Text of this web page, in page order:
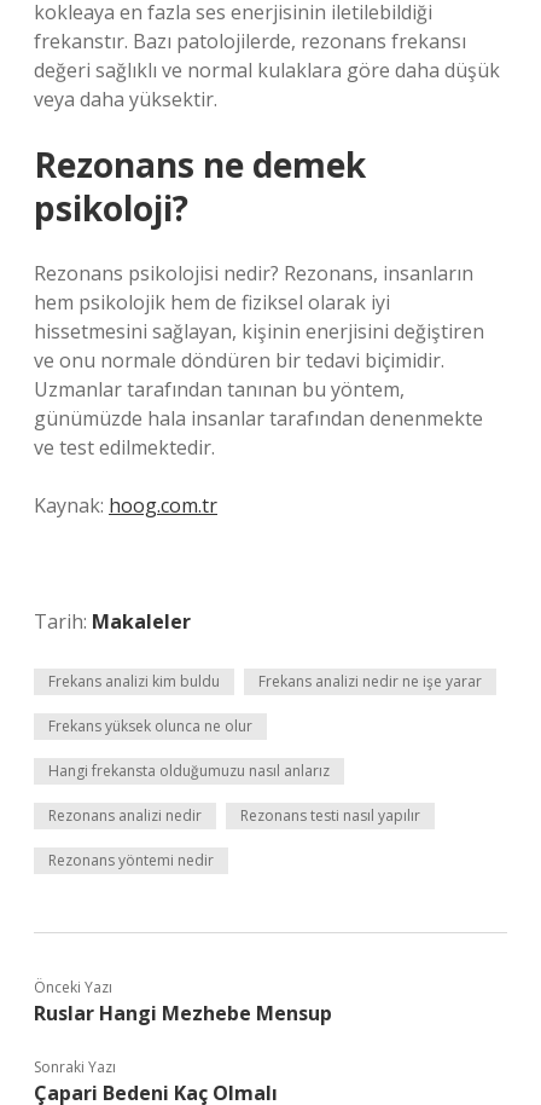
kokleaya en fazla ses enerjisinin iletilebildiği
frekanstır. Bazı patolojilerde, rezonans frekansı
değeri sağlıklı ve normal kulaklara göre daha düşük
veya daha yüksektir.
Rezonans ne demek
psikoloji?
Rezonans psikolojisi nedir? Rezonans, insanların
hem psikolojik hem de fiziksel olarak iyi
hissetmesini sağlayan, kişinin enerjisini değiştiren
ve onu normale döndüren bir tedavi biçimidir.
Uzmanlar tarafından tanınan bu yöntem,
günümüzde hala insanlar tarafından denenmekte
ve test edilmektedir.
Kaynak: hoog.com.tr
Tarih: Makaleler
Frekans analizi kim buldu Frekans analizi nedir ne işe yarar
Frekans yüksek olunca ne olur
Hangi frekansta olduğumuzu nasıl anlarız
Rezonans analizi nedir Rezonans testi nasıl yapılır
Rezonans yöntemi nedir
Önceki Yazı
Ruslar Hangi Mezhebe Mensup
Sonraki Yazı
Çapari Bedeni Kaç Olmalı